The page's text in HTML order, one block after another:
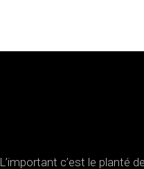
L’important c’est le planté